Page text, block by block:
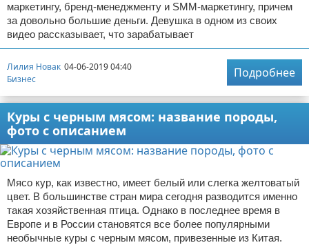
маркетингу, бренд-менеджменту и SMM-маркетингу, причем
за довольно большие деньги. Девушка в одном из своих
видео рассказывает, что зарабатывает
Лилия Новак 04-06-2019 04:40
Бизнес
Подробнее
Куры с черным мясом: название породы,
фото с описанием
Мясо кур, как известно, имеет белый или слегка желтоватый
цвет. В большинстве стран мира сегодня разводится именно
такая хозяйственная птица. Однако в последнее время в
Европе и в России становятся все более популярными
необычные куры с черным мясом, привезенные из Китая.